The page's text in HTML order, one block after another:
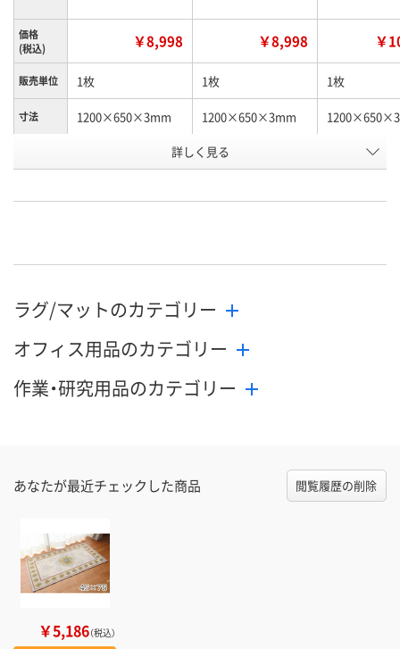
価格
(税込)
￥8,998 ￥8,998 ￥
販売単位 1枚 1枚 1枚
寸法 1200×650×3mm 1200×650×3mm
グリーン ベージュ
号
お届け日 8月27日（木）まで 8月27日（木）まで 8月27日（木）
数量
カゴへ
数量
カゴへ
詳しく見る
ラグ/マットのカテゴリー
オフィス用品のカテゴリー
作業・研究用品のカテゴリー
あなたが最近チェックした商品 閲覧履歴の削除
￥5,186（税込）